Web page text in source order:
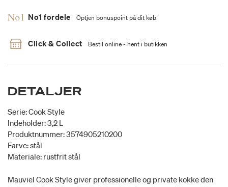
No1 fordele Optjen bonuspoint på dit køb
Click & Collect Bestil online - hent i butikken
DETALJER
Serie: Cook Style
Indeholder: 3,2 L
Produktnummer: 3574905210200
Farve: stål
Materiale: rustfrit stål
Mauviel Cook Style giver professionelle og private kokke den